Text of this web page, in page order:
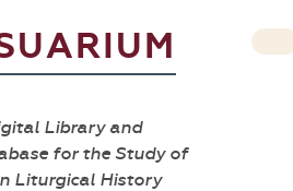
Library and
for the Study of
Liturgical History